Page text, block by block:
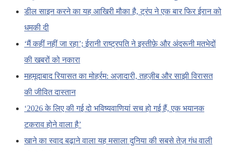
डील साइन करने का यह आखिरी मौका है, ट्रंप ने एक बार फिर ईरान को
धमकी दी
‘मैं कहीं नहीं जा रहा’; ईरानी राष्ट्रपति ने इस्तीफ़े और अंदरूनी मतभेदों
की खबरों को नकारा
महमूदाबाद रियासत का मोहर्रम: अज़ादारी, तहज़ीब और साझी विरासत
की जीवित दास्तान
‘2026 के लिए की गई दो भविष्यवाणियां सच हो गई हैं, एक भयानक
टकराव होने वाला है’
खाने का स्वाद बढ़ाने वाला यह मसाला दुनिया की सबसे तेज़ गंध वाली